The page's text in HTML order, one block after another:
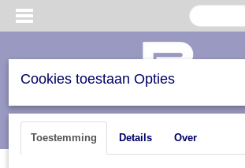
Inloggen Registreren
Cookies toestaan Opties
Toestemming Details Over